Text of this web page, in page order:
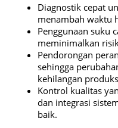
Diagnostik cepat
menambah waktu
Penggunaan suku
meminimalkan
Pendorongan
sehingga
kehilangan
Kontrol kualitas
dan integrasi
baik.